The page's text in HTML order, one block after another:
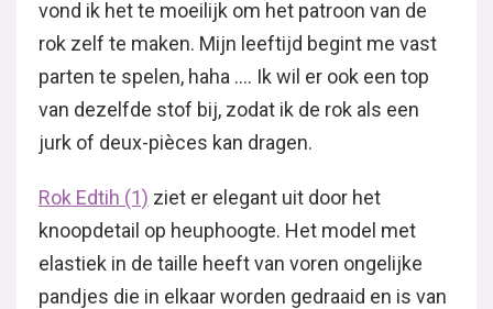
vond ik het te moeilijk om het patroon van de
rok zelf te maken. Mijn leeftijd begint me vast
parten te spelen, haha …. Ik wil er ook een top
van dezelfde stof bij, zodat ik de rok als een
jurk of deux-pièces kan dragen.
Rok Edtih (1) ziet er elegant uit door het
knoopdetail op heuphoogte. Het model met
elastiek in de taille heeft van voren ongelijke
pandjes die in elkaar worden gedraaid en is van